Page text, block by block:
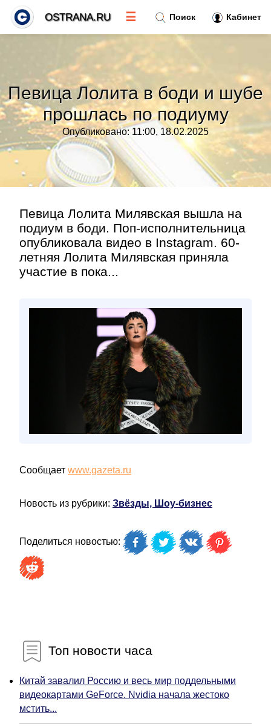
Певица Лолита в боди и шубе
прошлась по подиуму
Опубликовано: 11:00, 18.02.2025
Певица Лолита Милявская вышла на
подиум в боди. Поп-исполнительница
опубликовала видео в Instagram. 60-
летняя Лолита Милявская приняла
участие в пока...
Сообщает www.gazeta.ru
Новость из рубрики: Звёзды, Шоу-бизнес
Поделиться новостью:
Топ новости часа
Китай завалил Россию и весь мир поддельными
видеокартами GeForce. Nvidia начала жестоко
мстить...
Поиск Кабинет
OSTRANA.RU ☰
Тренды новостей»
Рубрики»
Правила»
Контакт»